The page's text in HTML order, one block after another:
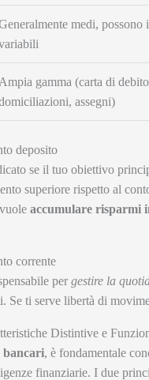
medi, possono
Ampia gamma (carta di
assegni)
deposito
se il tuo obiettivo
superiore rispetto al
accumulare risparmi
corrente
per gestire la
Se ti serve libertà di
Distintive e
bancari, è fondamentale
finanziarie. I due